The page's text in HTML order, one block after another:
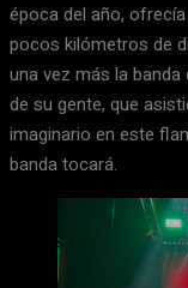
época del año,
pocos kilómetros de
una vez más la
de su gente, que
imaginario en este
banda tocará.